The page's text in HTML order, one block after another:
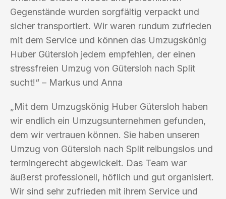
Gegenstände wurden sorgfältig verpackt und
sicher transportiert. Wir waren rundum zufrieden
mit dem Service und können das Umzugskönig
Huber Gütersloh jedem empfehlen, der einen
stressfreien Umzug von Gütersloh nach Split
sucht!“ – Markus und Anna
„Mit dem Umzugskönig Huber Gütersloh haben
wir endlich ein Umzugsunternehmen gefunden,
dem wir vertrauen können. Sie haben unseren
Umzug von Gütersloh nach Split reibungslos und
termingerecht abgewickelt. Das Team war
äußerst professionell, höflich und gut organisiert.
Wir sind sehr zufrieden mit ihrem Service und